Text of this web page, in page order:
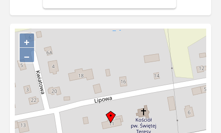
wykonana znad brzegu Motławy na
zasób dostępny w zbiorach Muzeum II
sygnatura: MIIWS/F/65
+
−